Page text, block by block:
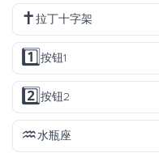
✝️拉丁十字架
1️⃣按钮1
2️⃣按钮2
♒水瓶座